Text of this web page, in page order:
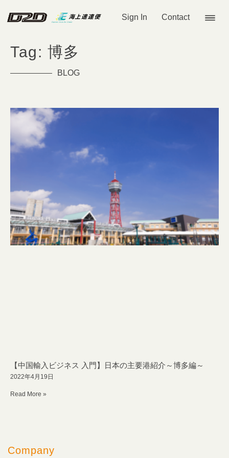
Sign In Contact
Tag: 博多
BLOG
【中国輸入ビジネス 入門】日本の主要港紹介～博多編～
2022年4月19日
Read More »
Company